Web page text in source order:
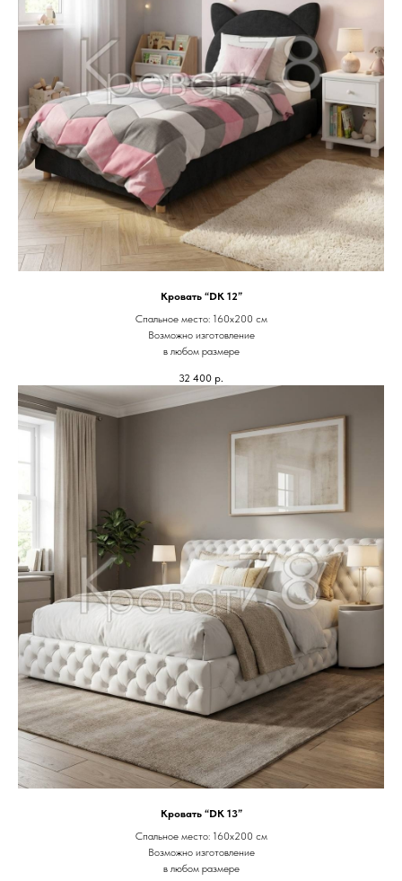
Кровать “DK 12”
Спальное место: 160х200 см
Возможно изготовление
в любом размере
32 400 р.
Кровать “DK 13”
Спальное место: 160х200 см
Возможно изготовление
в любом размере